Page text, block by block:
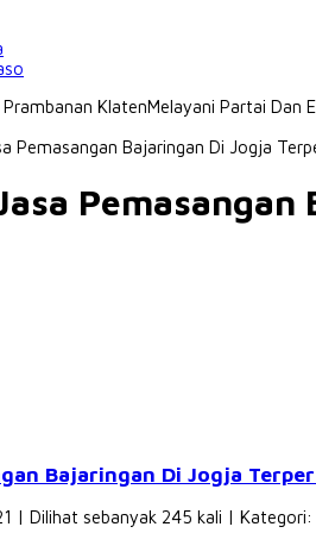
KlatenMelayani Partai Dan
Pemasangan Bajaringan Di Jogja
Bajaringan Di Jogja
| Dilihat sebanyak 245 kali | Kategori: